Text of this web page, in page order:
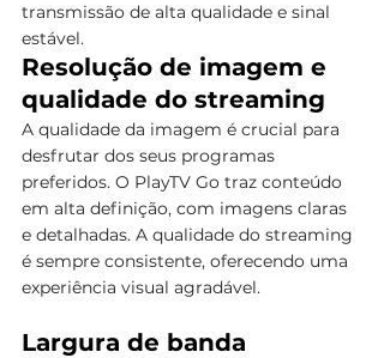
transmissão de alta qualidade e sinal
estável.
Resolução de imagem e
qualidade do streaming
A qualidade da imagem é crucial para
desfrutar dos seus programas
preferidos. O PlayTV Go traz conteúdo
em alta definição, com imagens claras
e detalhadas. A qualidade do streaming
é sempre consistente, oferecendo uma
experiência visual agradável.
Largura de banda